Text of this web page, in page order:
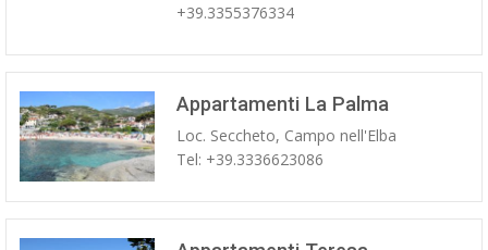
+39.3355376334
Appartamenti La Palma
Loc. Seccheto, Campo nell'Elba
Tel: +39.3336623086